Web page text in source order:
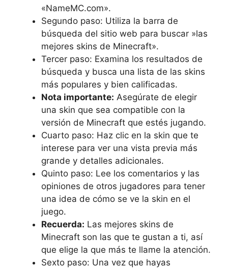
«NameMC.com».
Segundo paso: ⁣Utiliza la barra⁤ de
búsqueda del sitio web para buscar ⁣»las
mejores skins de Minecraft».
Tercer paso: Examina ‌los resultados de‍
búsqueda y busca una lista‌ de las skins
‌más⁣ populares y bien‌ calificadas.
Nota importante: ​Asegúrate de elegir
‍una skin que sea compatible con la
versión de Minecraft que estés jugando.
Cuarto paso: Haz clic en la skin que te⁣
interese para⁢ ver una vista previa más
grande y detalles‌ adicionales.
Quinto paso: Lee los comentarios y las‍
opiniones de ​otros⁤ jugadores ‍para tener
una idea de cómo se ve la‌ skin​ en el‌
juego.
Recuerda: Las‌ mejores ⁢skins⁣ de
Minecraft son las que te gustan a ti, así
que elige la ​que más te​ llame‍ la atención.
Sexto paso:‍ Una vez que hayas